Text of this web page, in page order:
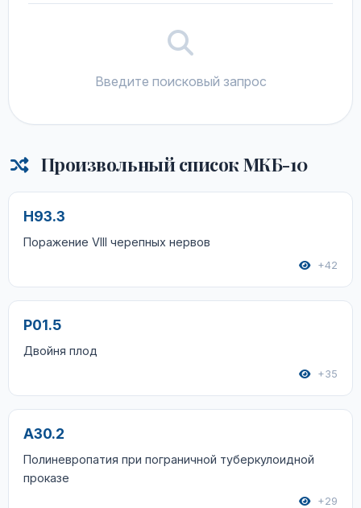
Введите поисковый запрос
Произвольный список МКБ-10
H93.3
Поражение VIII черепных нервов
+42
P01.5
Двойня плод
+35
A30.2
Полиневропатия при пограничной туберкулоидной
проказе
+29